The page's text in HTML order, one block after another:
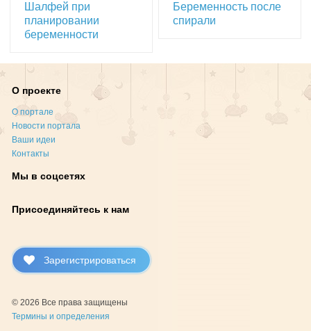
Шалфей при
планировании
беременности
Беременность после
спирали
О проекте
О портале
Новости портала
Ваши идеи
Контакты
Мы в соцсетях
Присоединяйтесь к нам
Зарегистрироваться
© 2026 Все права защищены
Термины и определения